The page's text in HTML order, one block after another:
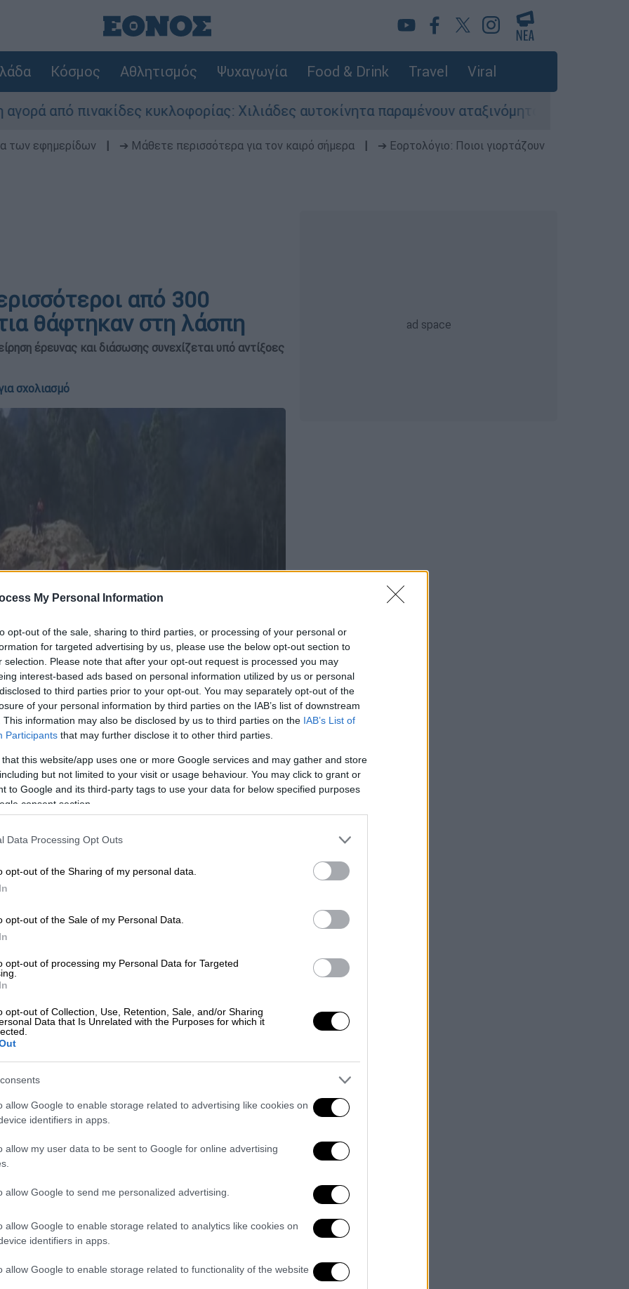
My Personal Information
opt-out of the sale, sharing to third parties, or processing of your personal or
for targeted advertising by us, please use the below opt-out section to
selection. Please note that after your opt-out request is processed you may
interest-based ads based on personal information utilized by us or personal
to third parties prior to your opt-out. You may separately opt-out of the
of your personal information by third parties on the IAB’s list of downstream
This information may also be disclosed by us to third parties on the IAB’s List of
Participants that may further disclose it to other third parties.
that this website/app uses one or more Google services and may gather and store
but not limited to your visit or usage behaviour. You may click to grant or
to Google and its third-party tags to use your data for below specified purposes
consent section.
Data Processing Opt Outs
opt-out of the Sharing of my personal data.
opt-out of the Sale of my Personal Data.
opt-out of processing my Personal Data for Targeted
opt-out of Collection, Use, Retention, Sale, and/or Sharing
Data that Is Unrelated with the Purposes for which it
allow Google to enable storage related to advertising like cookies on
identifiers in apps.
allow my user data to be sent to Google for online advertising
allow Google to send me personalized advertising.
allow Google to enable storage related to analytics like cookies on
identifiers in apps.
allow Google to enable storage related to functionality of the website
Κόσμος Αθλητισμός Ψυχαγωγία Food & Drink Travel Viral
πινακίδες κυκλοφορίας: Χιλιάδες αυτοκίνητα παραμένουν αταξινόμητα - Λύση αναζητά το
των εφημερίδων ➔ Μάθετε περισσότερα για τον καιρό σήμερα
➔ Εορτολόγιο: Ποιοι γιορτάζουν
από 300
θάφτηκαν στη λάσπη
έρευνας και διάσωσης συνεχίζεται υπό αντίξοες
σχολιασμό
το ΕΘΝΟΣ στη Google
σπίτια θάφτηκαν στη λάσπη μετά την
χωριά της επαρχίας Ένγκα στην
Post Courier της νησιωτικής χώρας.
600 χιλιόμετρα βορειοδυτικά της
3 τα ξημερώματα της Παρασκευής
after a MASSIVE LANDSLIDE hit a
Guinea early on Friday.
Theory of History: It’s just one
24, 2024
η επιχείρηση έρευνας και διάσωσης
η πληγείσα περιοχή είναι προσβάσιμη
αποκλεισμένοι.
ανάμεσα σε βράχους, ξεριζωμένα
ακούγονται γυναίκες να κλαίνε.
διευκρίνισε ότι «τουλάχιστον έξι